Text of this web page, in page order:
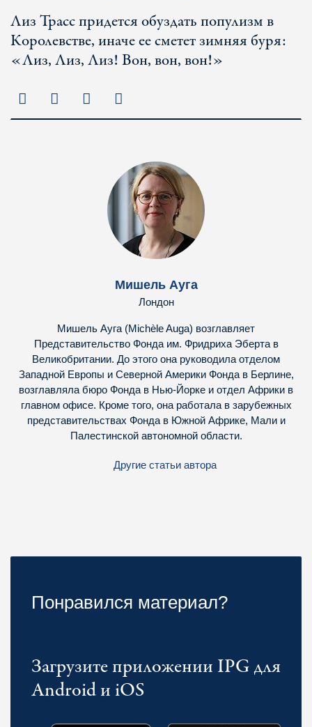
Лиз Трасс придется обуздать популизм в
Королевстве, иначе ее сметет зимняя буря:
«Лиз, Лиз, Лиз! Вон, вон, вон!»
Мишель Ауга
Лондон
Мишель Ауга (Michèle Auga) возглавляет
Представительство Фонда им. Фридриха Эберта в
Великобритании. До этого она руководила отделом
Западной Европы и Северной Америки Фонда в Берлине,
возглавляла бюро Фонда в Нью-Йорке и отдел Африки в
главном офисе. Кроме того, она работала в зарубежных
представительствах Фонда в Южной Африке, Мали и
Палестинской автономной области.
Другие статьи автора
Понравился материал?
Загрузите приложении IPG для
Android и iOS